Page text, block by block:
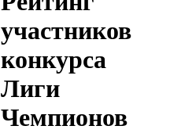
участников
конкурса
Лиги
Чемпионов